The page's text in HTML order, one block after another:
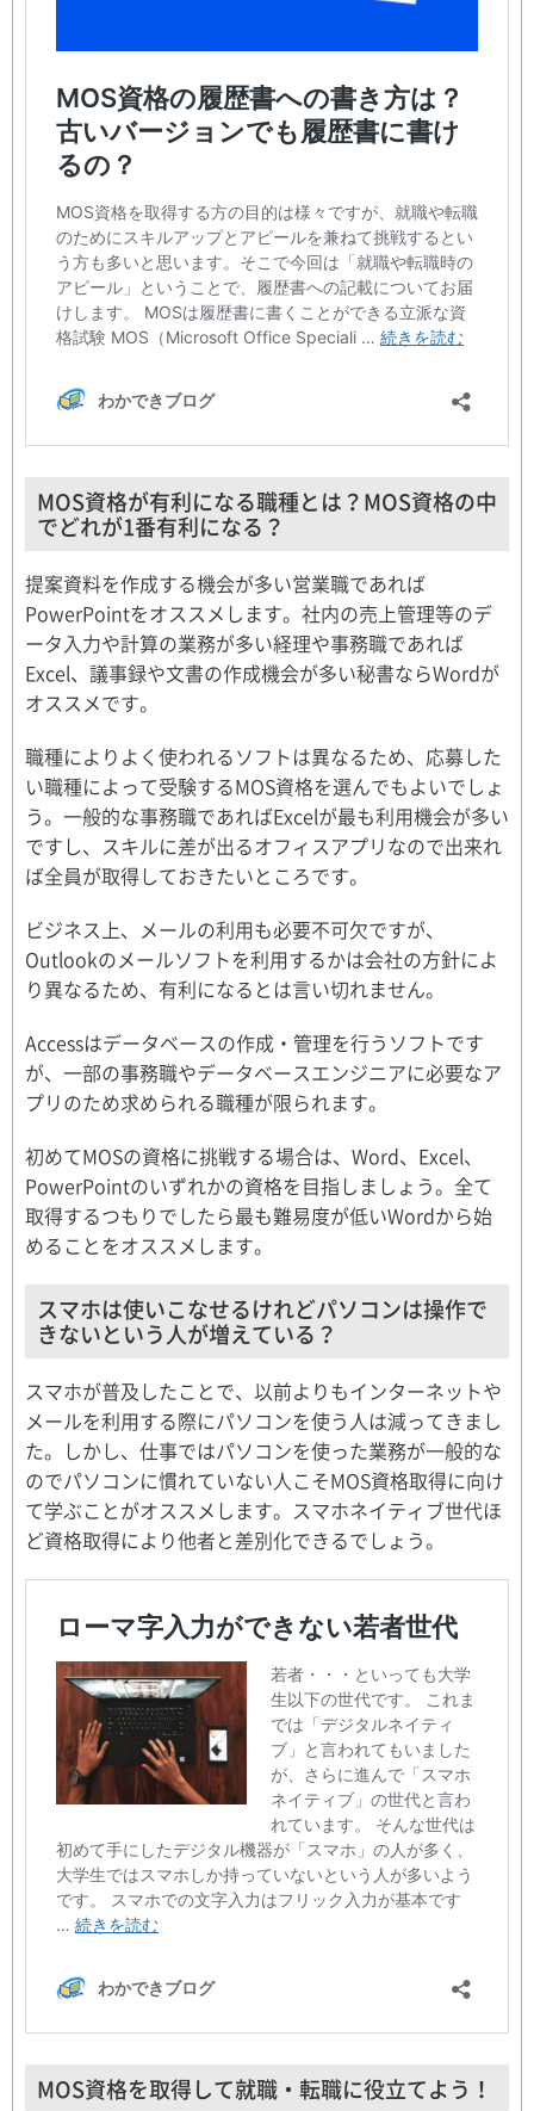
MOS資格が有利になる職種とは？MOS資格の中
でどれが1番有利になる？
提案資料を作成する機会が多い営業職であれば
PowerPointをオススメします。社内の売上管理等のデ
ータ入力や計算の業務が多い経理や事務職であれば
Excel、議事録や文書の作成機会が多い秘書ならWordが
オススメです。
職種によりよく使われるソフトは異なるため、応募した
い職種によって受験するMOS資格を選んでもよいでしょ
う。一般的な事務職であればExcelが最も利用機会が多い
ですし、スキルに差が出るオフィスアプリなので出来れ
ば全員が取得しておきたいところです。
ビジネス上、メールの利用も必要不可欠ですが、
Outlookのメールソフトを利用するかは会社の方針によ
り異なるため、有利になるとは言い切れません。
Accessはデータベースの作成・管理を行うソフトです
が、一部の事務職やデータベースエンジニアに必要なア
プリのため求められる職種が限られます。
初めてMOSの資格に挑戦する場合は、Word、Excel、
PowerPointのいずれかの資格を目指しましょう。全て
取得するつもりでしたら最も難易度が低いWordから始
めることをオススメします。
スマホは使いこなせるけれどパソコンは操作で
きないという人が増えている？
スマホが普及したことで、以前よりもインターネットや
メールを利用する際にパソコンを使う人は減ってきまし
た。しかし、仕事ではパソコンを使った業務が一般的な
のでパソコンに慣れていない人こそMOS資格取得に向け
て学ぶことがオススメします。スマホネイティブ世代ほ
ど資格取得により他者と差別化できるでしょう。
MOS資格を取得して就職・転職に役立てよう！